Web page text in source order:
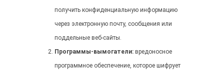
получить конфиденциальную информацию
через электронную почту, сообщения или
поддельные веб-сайты.
Программы-вымогатели: вредоносное
программное обеспечение, которое шифрует